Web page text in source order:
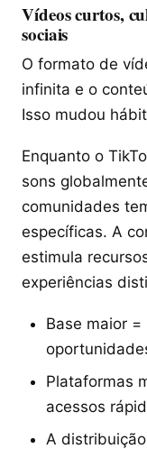
Vídeos curtos,
sociais
O formato de
infinita e o
Isso mudou
Enquanto o
sons
comunidades
específicas. A
estimula
experiências
Base maior
Plataformas
acessos
A